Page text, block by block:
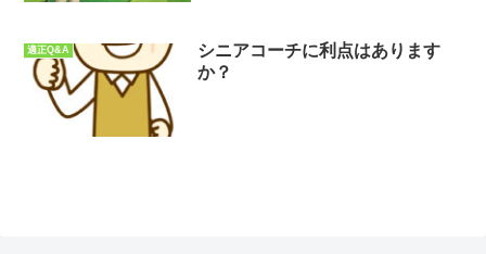
適正Q&A
シニアコーチに利点はあります
か？